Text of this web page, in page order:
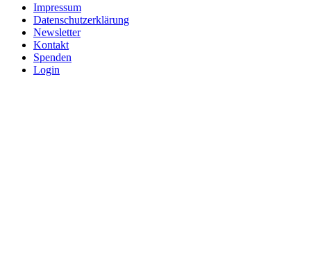
Impressum
Datenschutzerklärung
Newsletter
Kontakt
Spenden
Login